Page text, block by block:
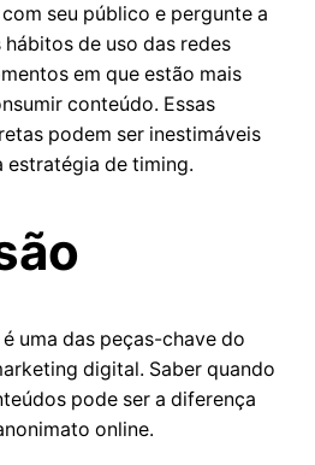
seu público e pergunte a
hábitos de uso das redes
em que estão mais
conteúdo. Essas
podem ser inestimáveis
estratégia de timing.
uma das peças-chave do
digital. Saber quando
pode ser a diferença
online.